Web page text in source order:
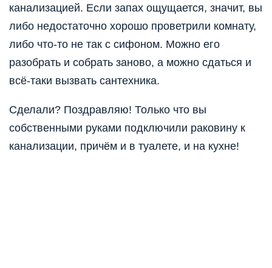
канализацией. Если запах ощущается, значит, вы
либо недостаточно хорошо проветрили комнату,
либо что-то не так с сифоном. Можно его
разобрать и собрать заново, а можно сдаться и
всё-таки вызвать сантехника.
Сделали? Поздравляю! Только что вы
собственными руками подключили раковину к
канализации, причём и в туалете, и на кухне!